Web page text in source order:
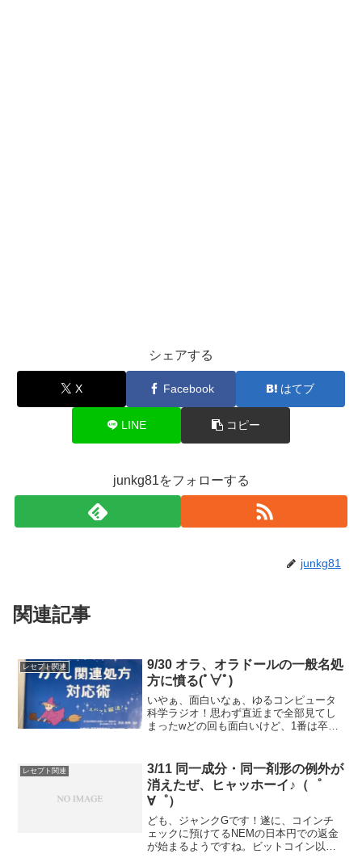
シェアする
X Facebook はてブ
LINE コピー
junkg81をフォローする
junkg81
関連記事
レセプト関連
9/30 オラ、オラドールの一般名処
方に憤る(ﾟ∀ﾟ)
いやぁ、面白いなぁ、ゆるコンピュータ
科学ラジオ！思わず直近まで全部見てし
まったwどの回も面白いけど、1番は卒論
学ラジオのせいで、ホーリーランドを全
部読むことになった...
レセプト関連
3/11 同一成分・同一剤形の例外が
消えたぜ、ヒャッホーイ♪（゜
∀゜）
ども、ジャンクGです！遂に、コインチ
ェックに預けてるNEMの日本円での返金
が始まるようですね。ビットコイン以外